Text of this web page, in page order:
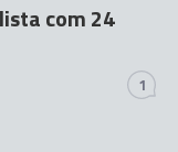
com 24
1